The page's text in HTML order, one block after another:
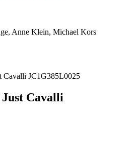
Anne Klein, Michael Kors
Cavalli JC1G385L0025
Cavalli